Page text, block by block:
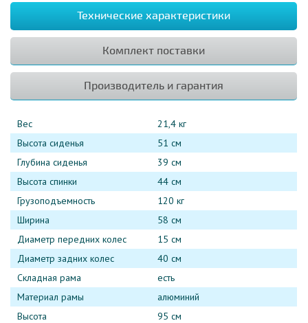
Технические характеристики
Комплект поставки
Производитель и гарантия
Вес
21,4 кг
Высота сиденья
51 см
Глубина сиденья
39 см
Высота спинки
44 см
Грузоподъемность
120 кг
Ширина
58 см
Диаметр передних колес
15 см
Диаметр задних колес
40 см
Складная рама
есть
Материал рамы
алюминий
Высота
95 см